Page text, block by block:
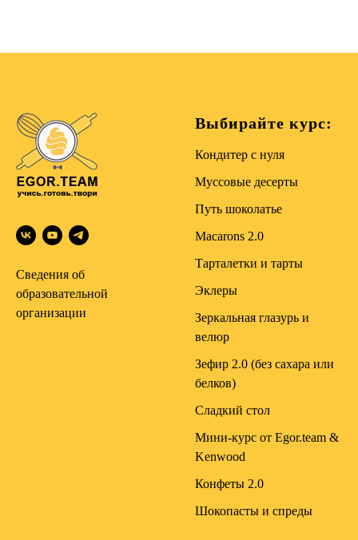
Сведения об
образовательной
организации
Выбирайте курс:
Кондитер с нуля
Муссовые десерты
Путь шоколатье
Macarons 2.0
Тарталетки и тарты
Эклеры
Зеркальная глазурь и
велюр
Зефир 2.0 (без сахара или
белков)
Сладкий стол
Мини-курс от Egor.team &
Kenwood
Конфеты 2.0
Шокопасты и спреды